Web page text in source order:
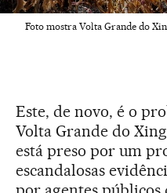
Foto mostra Volta Grande do
Este, de novo, é o
Volta Grande do
está preso por um
escandalosas